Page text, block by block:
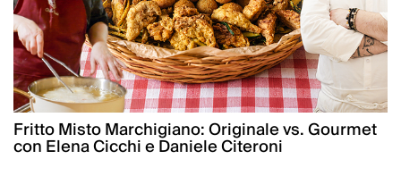
Fritto Misto Marchigiano: Originale vs. Gourmet
con Elena Cicchi e Daniele Citeroni